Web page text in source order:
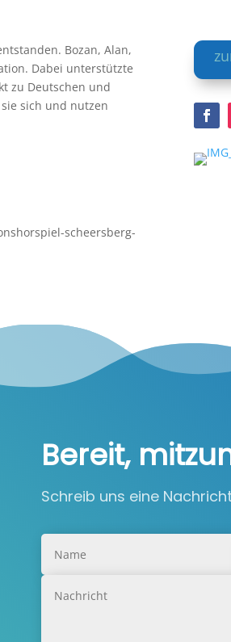
Bozan, Alan,
Dabei unterstützte
zu Deutschen und
sich und nutzen
scheersberg-
Bereit,
Schreib uns eine